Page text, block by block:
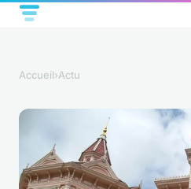
Accueil›Actu